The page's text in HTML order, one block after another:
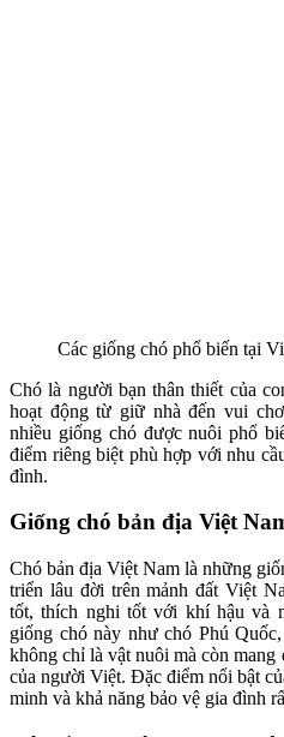
Các giống chó phổ biến tại
Chó là người bạn thân thiết của
hoạt động từ giữ nhà đến vui
nhiều giống chó được nuôi phổ
điểm riêng biệt phù hợp với nhu
đình.
Giống chó bản địa Việt
Chó bản địa Việt Nam là những
triển lâu đời trên mảnh đất Việt
tốt, thích nghi tốt với khí hậu và
giống chó này như chó Phú
không chỉ là vật nuôi mà còn
của người Việt. Đặc điểm nổi bật
minh và khả năng bảo vệ gia đình